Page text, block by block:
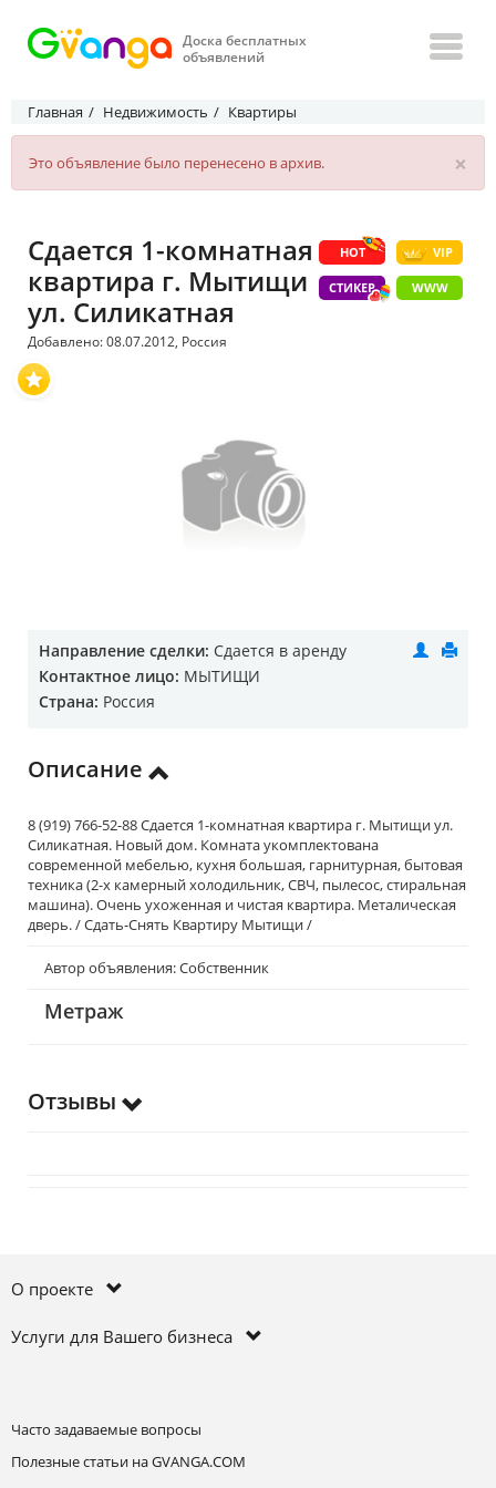
Доска бесплатных
объявлений
Главная Недвижимость Квартиры
×
Это объявление было перенесено в архив.
HOT VIP
СТИКЕР WWW
Сдается 1-комнатная
квартира г. Мытищи
ул. Силикатная
Добавлено: 08.07.2012, Россия
Направление сделки: Сдается в аренду
Контактное лицо: МЫТИЩИ
Страна: Россия
Описание
8 (919) 766-52-88 Сдается 1-комнатная квартира г. Мытищи ул.
Силикатная. Новый дом. Комната укомплектована
современной мебелью, кухня большая, гарнитурная, бытовая
техника (2-х камерный холодильник, СВЧ, пылесос, стиральная
машина). Очень ухоженная и чистая квартира. Металическая
дверь. / Сдать-Снять Квартиру Мытищи /
Автор объявления: Собственник
Метраж
Отзывы
О проекте
Услуги для Вашего бизнеса
Часто задаваемые вопросы
Полезные статьи на GVANGA.COM